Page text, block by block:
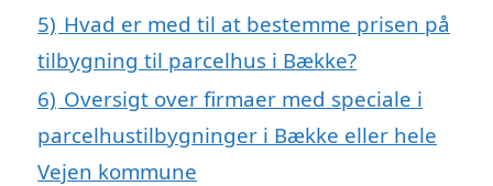
5) Hvad er med til at bestemme prisen på
tilbygning til parcelhus i Bække?
6) Oversigt over firmaer med speciale i
parcelhustilbygninger i Bække eller hele
Vejen kommune